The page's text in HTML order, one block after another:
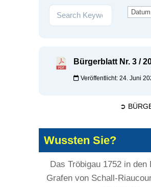
Bürgerblatt Nr. 3 /
Veröffentlicht: 24. Juni
➲
Wussten Sie?
Das Tröbigau 1752 in den
Grafen von Schall-